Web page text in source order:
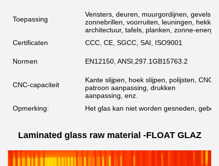
Toepassing
Vensters, deuren, muurgordijnen, gevels,
zonnebrillen, voorruiten, leuningen, hekken
architectuur, tafels, planken, zonne-
Certificaten
CCC, CE, SGCC, SAI, ISO9001
Normen EN12150, ANSI,297.1GB15763.2
CNC-capaciteit
Kante slijpen, hoek slijpen, polijsten,
patroon aanpassing, drukken
aanpassing, enz.
Opmerking:
Het glas kan niet worden gesneden,
Laminated glass raw material -FLOAT GLAZ